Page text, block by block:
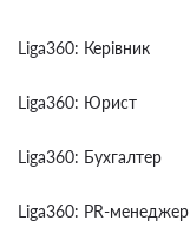
Liga360: Керівник
Liga360: Юрист
Liga360: Бухгалтер
Liga360: PR-менеджер